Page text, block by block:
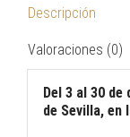
Descripción
Valoraciones (0)
Del 3 al 30
de Sevilla, en